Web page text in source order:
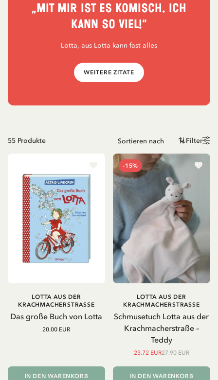
„Mit mir ist es komisch. Ich
kann so viel!“
Lotta, aus Lotta kann fast alles
WEITERE ZITATE
55 Produkte Filter
Das große Buch von Lotta
LOTTA AUS DER
KRACHMACHERSTRASSE
20.00 EUR
IN DEN WARENKORB
-15%
Schmusetuch Lotta aus der
Krachmacherstraße –
Teddy
LOTTA AUS DER
KRACHMACHERSTRASSE
23.72 EUR27.90 EUR
IN DEN WARENKORB